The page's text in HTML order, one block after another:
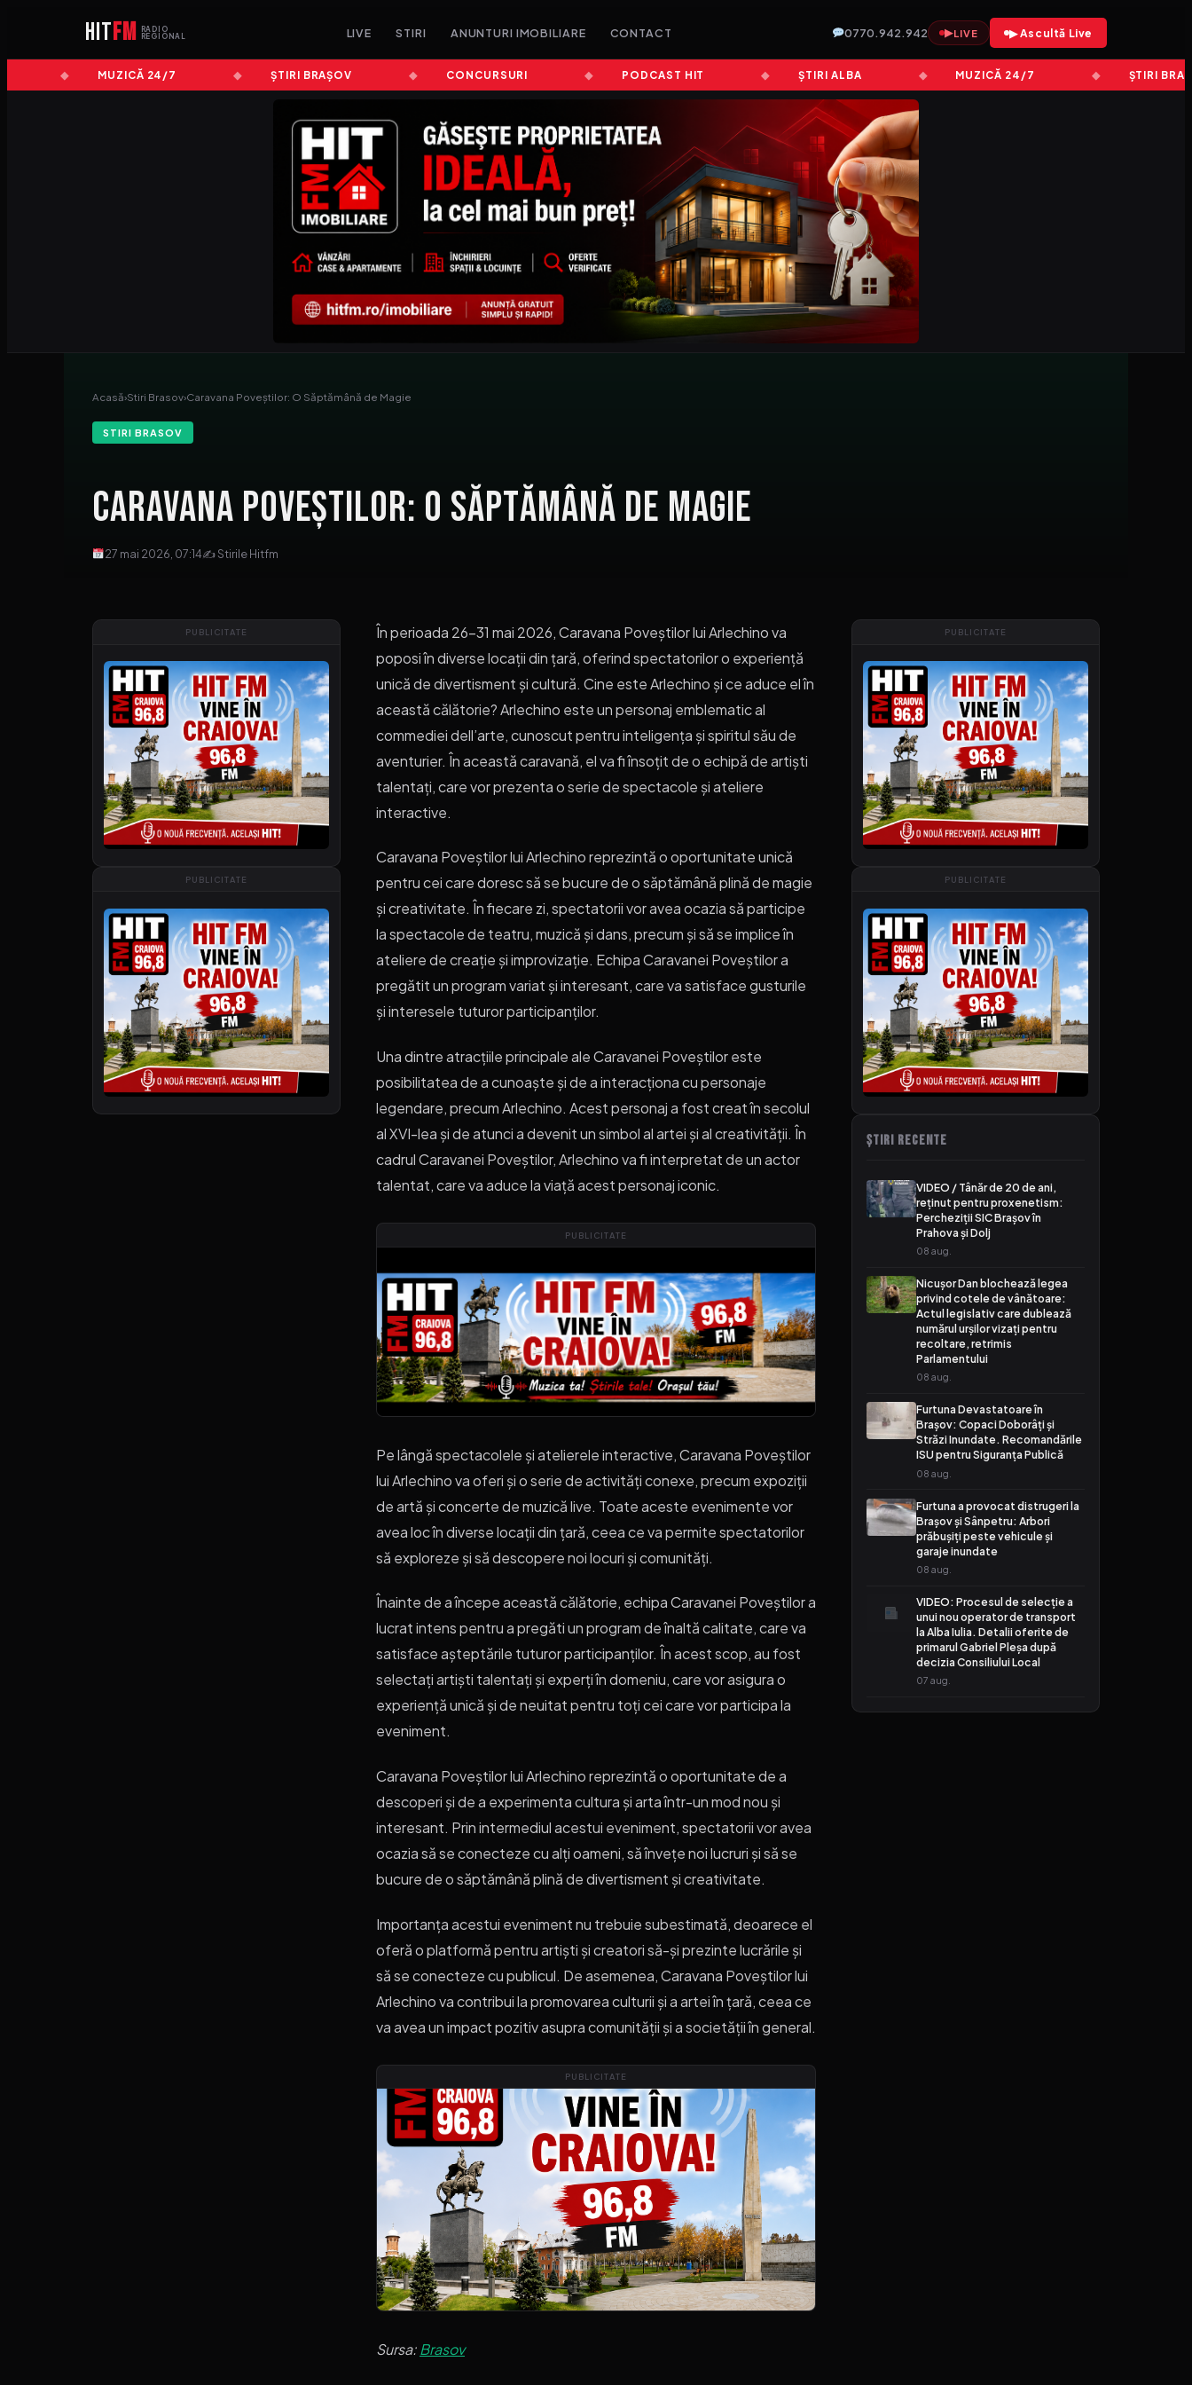
HITFM
RADIO
REGIONAL
LIVE STIRI ANUNTURI IMOBILIARE CONTACT 0770.942.942 ▶LIVE ▶ Ascultă Live
MUZICĂ 24/7 ȘTIRI BRAȘOV CONCURSURI PODCAST HIT ȘTIRI ALBA MUZICĂ 24/7 ȘTIRI BRAȘOV
Acasă›Stiri Brasov›Caravana Poveștilor: O Săptămână de Magie
STIRI BRASOV
Caravana Poveștilor: O Săptămână de Magie
27 mai 2026, 07:14✍ Stirile Hitfm
PUBLICITATE
PUBLICITATE
În perioada 26-31 mai 2026, Caravana Poveștilor lui Arlechino va
poposi în diverse locații din țară, oferind spectatorilor o experiență
unică de divertisment și cultură. Cine este Arlechino și ce aduce el în
această călătorie? Arlechino este un personaj emblematic al
commediei dell’arte, cunoscut pentru inteligența și spiritul său de
aventurier. În această caravană, el va fi însoțit de o echipă de artiști
talentați, care vor prezenta o serie de spectacole și ateliere
interactive.
Caravana Poveștilor lui Arlechino reprezintă o oportunitate unică
pentru cei care doresc să se bucure de o săptămână plină de magie
și creativitate. În fiecare zi, spectatorii vor avea ocazia să participe
la spectacole de teatru, muzică și dans, precum și să se implice în
ateliere de creație și improvizație. Echipa Caravanei Poveștilor a
pregătit un program variat și interesant, care va satisface gusturile
și interesele tuturor participanților.
Una dintre atracțiile principale ale Caravanei Poveștilor este
posibilitatea de a cunoaște și de a interacționa cu personaje
legendare, precum Arlechino. Acest personaj a fost creat în secolul
al XVI-lea și de atunci a devenit un simbol al artei și al creativității. În
cadrul Caravanei Poveștilor, Arlechino va fi interpretat de un actor
talentat, care va aduce la viață acest personaj iconic.
PUBLICITATE
Pe lângă spectacolele și atelierele interactive, Caravana Poveștilor
lui Arlechino va oferi și o serie de activități conexe, precum expoziții
de artă și concerte de muzică live. Toate aceste evenimente vor
avea loc în diverse locații din țară, ceea ce va permite spectatorilor
să exploreze și să descopere noi locuri și comunități.
Înainte de a începe această călătorie, echipa Caravanei Poveștilor a
lucrat intens pentru a pregăti un program de înaltă calitate, care va
satisface așteptările tuturor participanților. În acest scop, au fost
selectați artiști talentați și experți în domeniu, care vor asigura o
experiență unică și de neuitat pentru toți cei care vor participa la
eveniment.
Caravana Poveștilor lui Arlechino reprezintă o oportunitate de a
descoperi și de a experimenta cultura și arta într-un mod nou și
interesant. Prin intermediul acestui eveniment, spectatorii vor avea
ocazia să se conecteze cu alți oameni, să învețe noi lucruri și să se
bucure de o săptămână plină de divertisment și creativitate.
Importanța acestui eveniment nu trebuie subestimată, deoarece el
oferă o platformă pentru artiști și creatori să-și prezinte lucrările și
să se conecteze cu publicul. De asemenea, Caravana Poveștilor lui
Arlechino va contribui la promovarea culturii și a artei în țară, ceea ce
va avea un impact pozitiv asupra comunității și a societății în general.
PUBLICITATE
Sursa:Brasov
PUBLICITATE
PUBLICITATE
ȘTIRI RECENTE
VIDEO / Tânăr de 20 de ani,
reținut pentru proxenetism:
Percheziții SIC Brașov în
Prahova și Dolj
08 aug.
Nicușor Dan blochează legea
privind cotele de vânătoare:
Actul legislativ care dublează
numărul urșilor vizați pentru
recoltare, retrimis
Parlamentului
08 aug.
Furtuna Devastatoare în
Brașov: Copaci Doborâți și
Străzi Inundate. Recomandările
ISU pentru Siguranța Publică
08 aug.
Furtuna a provocat distrugeri la
Brașov și Sânpetru: Arbori
prăbușiți peste vehicule și
garaje inundate
08 aug.
VIDEO: Procesul de selecție a
unui nou operator de transport
la Alba Iulia. Detalii oferite de
primarul Gabriel Pleșa după
decizia Consiliului Local
07 aug.